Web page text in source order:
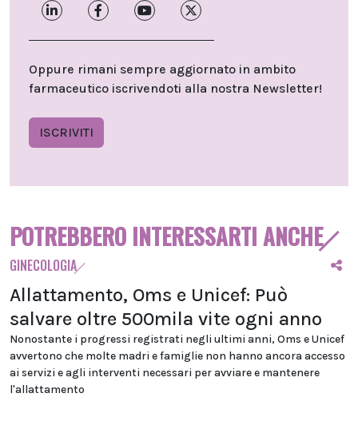
Oppure rimani sempre aggiornato in ambito
farmaceutico iscrivendoti alla nostra Newsletter!
ISCRIVITI
POTREBBERO INTERESSARTI ANCHE
GINECOLOGIA
Allattamento, Oms e Unicef: Può
salvare oltre 500mila vite ogni anno
Nonostante i progressi registrati negli ultimi anni, Oms e Unicef
avvertono che molte madri e famiglie non hanno ancora accesso
ai servizi e agli interventi necessari per avviare e mantenere
l'allattamento